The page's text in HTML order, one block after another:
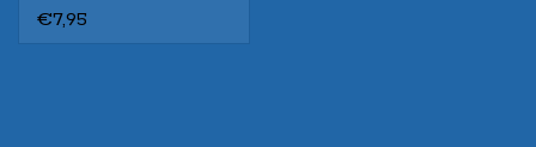
€7,95